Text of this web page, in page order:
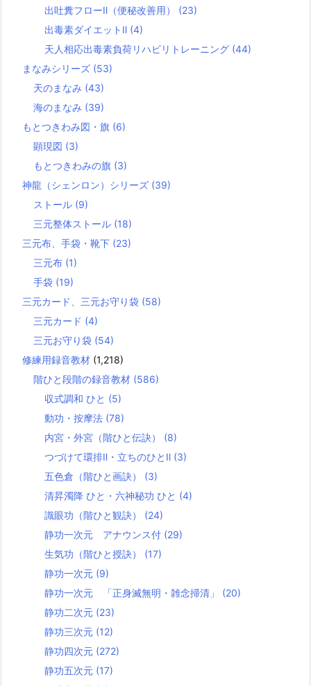
出吐糞フローⅡ（便秘改善用） (23)
出毒素ダイエットⅡ (4)
天人相応出毒素負荷リハビリトレーニング (44)
まなみシリーズ (53)
天のまなみ (43)
海のまなみ (39)
もとつきわみ図・旗 (6)
顕現図 (3)
もとつきわみの旗 (3)
神龍（シェンロン）シリーズ (39)
ストール (9)
三元整体ストール (18)
三元布、手袋・靴下 (23)
三元布 (1)
手袋 (19)
三元カード、三元お守り袋 (58)
三元カード (4)
三元お守り袋 (54)
修練用録音教材 (1,218)
階ひと段階の録音教材 (586)
収式調和 ひと (5)
動功・按摩法 (78)
内宮・外宮（階ひと伝訣） (8)
つづけて環排Ⅱ・立ちのひとⅡ (3)
五色倉（階ひと画訣） (3)
清昇濁降 ひと・六神秘功 ひと (4)
識眼功（階ひと観訣） (24)
静功一次元 アナウンス付 (29)
生気功（階ひと授訣） (17)
静功一次元 (9)
静功一次元 「正身滅無明・雑念掃清」 (20)
静功二次元 (23)
静功三次元 (12)
静功四次元 (272)
静功五次元 (17)